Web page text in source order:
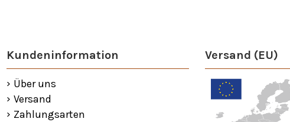
Kundeninformation
Über uns
Versand
Zahlungsarten
Versand (EU)